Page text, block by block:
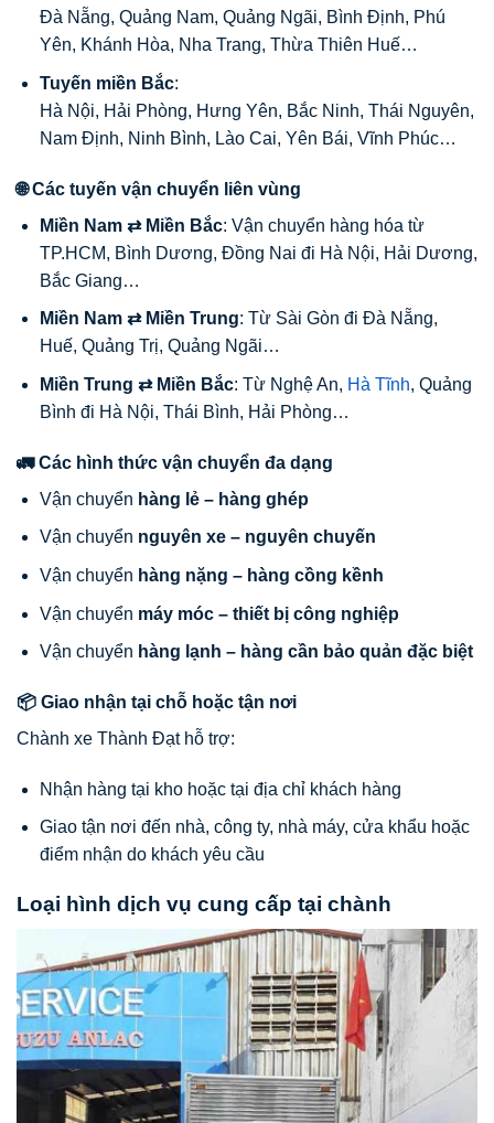
Đà Nẵng, Quảng Nam, Quảng Ngãi, Bình Định, Phú
Yên, Khánh Hòa, Nha Trang, Thừa Thiên Huế…
Tuyến miền Bắc:
Hà Nội, Hải Phòng, Hưng Yên, Bắc Ninh, Thái Nguyên,
Nam Định, Ninh Bình, Lào Cai, Yên Bái, Vĩnh Phúc…
🌐 Các tuyến vận chuyển liên vùng
Miền Nam ⇄ Miền Bắc: Vận chuyển hàng hóa từ
TP.HCM, Bình Dương, Đồng Nai đi Hà Nội, Hải Dương,
Bắc Giang…
Miền Nam ⇄ Miền Trung: Từ Sài Gòn đi Đà Nẵng,
Huế, Quảng Trị, Quảng Ngãi…
Miền Trung ⇄ Miền Bắc: Từ Nghệ An, Hà Tĩnh, Quảng
Bình đi Hà Nội, Thái Bình, Hải Phòng…
🚛 Các hình thức vận chuyển đa dạng
Vận chuyển hàng lẻ – hàng ghép
Vận chuyển nguyên xe – nguyên chuyến
Vận chuyển hàng nặng – hàng cồng kềnh
Vận chuyển máy móc – thiết bị công nghiệp
Vận chuyển hàng lạnh – hàng cần bảo quản đặc biệt
📦 Giao nhận tại chỗ hoặc tận nơi
Chành xe Thành Đạt hỗ trợ:
Nhận hàng tại kho hoặc tại địa chỉ khách hàng
Giao tận nơi đến nhà, công ty, nhà máy, cửa khẩu hoặc
điểm nhận do khách yêu cầu
Loại hình dịch vụ cung cấp tại chành